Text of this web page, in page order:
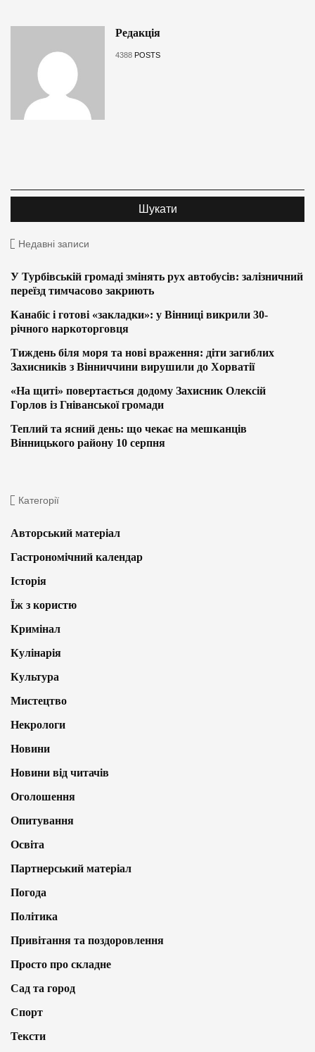
Редакція
4388 POSTS
Недавні записи
У Турбівській громаді змінять рух автобусів: залізничний
переїзд тимчасово закриють
Канабіс і готові «закладки»: у Вінниці викрили 30-
річного наркоторговця
Тиждень біля моря та нові враження: діти загиблих
Захисників з Вінниччини вирушили до Хорватії
«На щиті» повертається додому Захисник Олексій
Горлов із Гніванської громади
Теплий та ясний день: що чекає на мешканців
Вінницького району 10 серпня
Категорії
Авторський матеріал
Гастрономічний календар
Історія
Їж з користю
Кримінал
Кулінарія
Культура
Мистецтво
Некрологи
Новини
Новини від читачів
Оголошення
Опитування
Освіта
Партнерський матеріал
Погода
Політика
Привітання та поздоровлення
Просто про складне
Сад та город
Спорт
Тексти